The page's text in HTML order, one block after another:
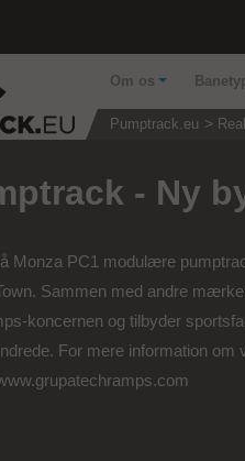
Om os
Pumptrack.eu
- Ny
Monza PC1 modulære
Sammen med andre
koncernen og tilbyder
For mere information om